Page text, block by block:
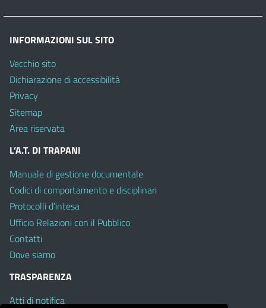
INFORMAZIONI SUL SITO
Vecchio sito
Dichiarazione di accessibilità
Privacy
Sitemap
Area riservata
L’A.T. DI TRAPANI
Manuale di gestione documentale
Codici di comportamento e disciplinari
Protocolli d’intesa
Ufficio Relazioni con il Pubblico
Contatti
Dove siamo
TRASPARENZA
Atti di notifica